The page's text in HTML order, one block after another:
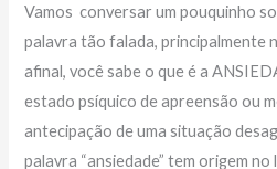
Vamos conversar um pouquinho
palavra tão falada, principalmente
afinal, você sabe o que é a
estado psíquico de apreensão ou
antecipação de uma situação
palavra “ansiedade” tem origem